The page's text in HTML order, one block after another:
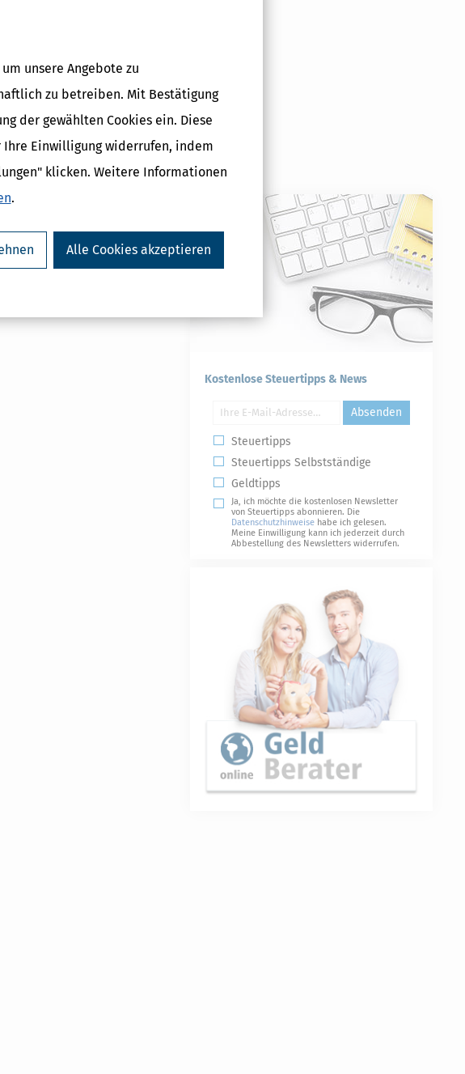
unsere Angebote zu
zu betreiben. Mit Bestätigung
der gewählten Cookies ein. Diese
Einwilligung widerrufen, indem
klicken. Weitere Informationen
.
Alle Cookies akzeptieren
Kostenlose Steuertipps & News
Absenden
Steuertipps
Steuertipps Selbstständige
Geldtipps
Ja, ich möchte die kostenlosen Newsletter
von Steuertipps abonnieren. Die
Datenschutzhinweise habe ich gelesen.
Meine Einwilligung kann ich jederzeit durch
Abbestellung des Newsletters widerrufen.